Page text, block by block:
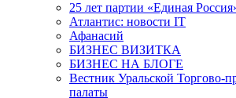
25 лет партии «Единая
Атлантис: новости IT
Афанасий
БИЗНЕС ВИЗИТКА
БИЗНЕС НА БЛОГЕ
Вестник Уральской Торгово-
палаты